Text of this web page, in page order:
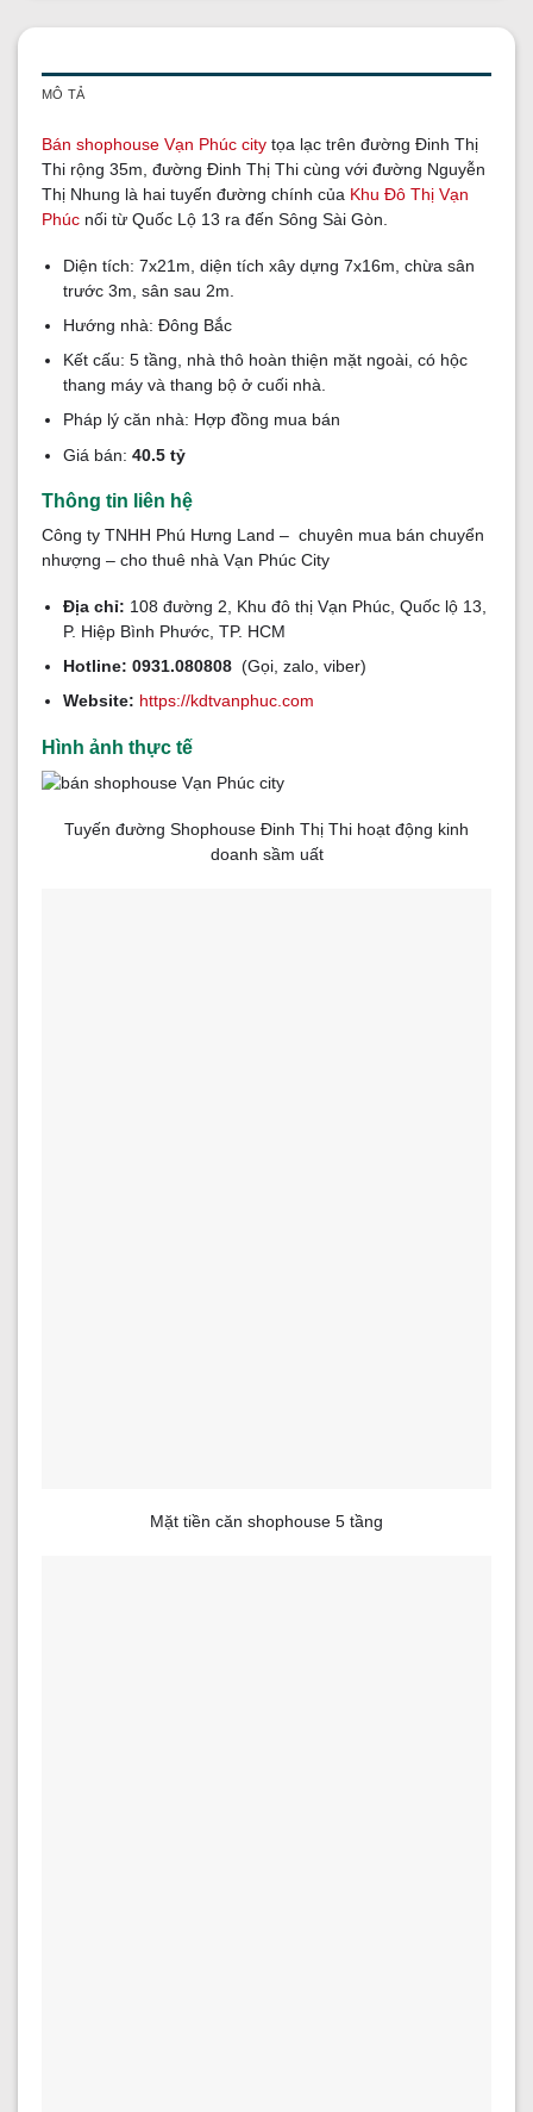
MÔ TẢ
Bán shophouse Vạn Phúc city tọa lạc trên đường Đinh Thị
Thi rộng 35m, đường Đinh Thị Thi cùng với đường Nguyễn
Thị Nhung là hai tuyến đường chính của Khu Đô Thị Vạn
Phúc nối từ Quốc Lộ 13 ra đến Sông Sài Gòn.
Diện tích: 7x21m, diện tích xây dựng 7x16m, chừa sân
trước 3m, sân sau 2m.
Hướng nhà: Đông Bắc
Kết cấu: 5 tầng, nhà thô hoàn thiện mặt ngoài, có hộc
thang máy và thang bộ ở cuối nhà.
Pháp lý căn nhà: Hợp đồng mua bán
Giá bán: 40.5 tỷ
Thông tin liên hệ
Công ty TNHH Phú Hưng Land – chuyên mua bán chuyển
nhượng – cho thuê nhà Vạn Phúc City
Địa chỉ: 108 đường 2, Khu đô thị Vạn Phúc, Quốc lộ 13,
P. Hiệp Bình Phước, TP. HCM
Hotline: 0931.080808(Gọi, zalo, viber)
Website: https://kdtvanphuc.com
Hình ảnh thực tế
Tuyến đường Shophouse Đinh Thị Thi hoạt động kinh
doanh sầm uất
Mặt tiền căn shophouse 5 tầng